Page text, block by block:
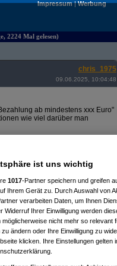
Impressum|Werbung
2224 Mal gelesen)
chris_1975
09.06.2025, 10:04:48
ab mindestens xxx Euro"
wie viel darüber man
Gehalt (und wenn, ist es
bestimmten Job gibt der mich
Faktoren wie z.B. Lage
unerfahrene Berufseinsteiger /
Bereich viel Erfahrung
ist uns wichtig
1017-Partner speichern und greifen
Ihrem Gerät zu. Durch Auswahl von
verarbeiten Daten, um Ihnen
Widerruf Ihrer Einwilligung werden
möglicherweise nicht mehr so
zu ändern oder Ihre Einwilligung zu
klicken. Ihre Einstellungen